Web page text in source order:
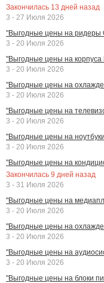
Закончилась 13 дней назад
3 - 27 Июля 2026
"Выгодные цены на ридеры
3 - 20 Июля 2026
"Выгодные цены на корпуса
3 - 20 Июля 2026
"Выгодные цены на
3 - 20 Июля 2026
"Выгодные цены на
3 - 20 Июля 2026
"Выгодные цены на
3 - 20 Июля 2026
"Выгодные цены на
Закончилась 9 дней назад
3 - 31 Июля 2026
"Выгодные цены на
3 - 20 Июля 2026
"Выгодные цены на
3 - 20 Июля 2026
"Выгодные цены на
3 - 20 Июля 2026
"Выгодные цены на блоки